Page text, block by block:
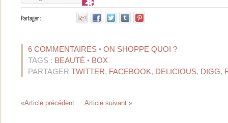
6 COMMENTAIRES • ON SHOPPE QUOI ?
TAGS : BEAUTÉ • BOX
PARTAGER TWITTER, FACEBOOK, DELICIOUS, DIGG,
«Article précédent Article suivant »